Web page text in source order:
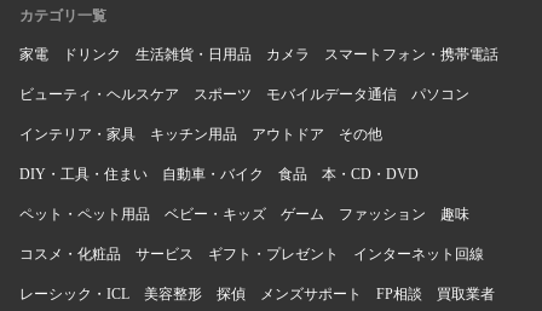
カテゴリ一覧
家電 ドリンク 生活雑貨・日用品 カメラ スマートフォン・携帯電話
ビューティ・ヘルスケア スポーツ モバイルデータ通信 パソコン
インテリア・家具 キッチン用品 アウトドア その他
DIY・工具・住まい 自動車・バイク 食品 本・CD・DVD
ペット・ペット用品 ベビー・キッズ ゲーム ファッション 趣味
コスメ・化粧品 サービス ギフト・プレゼント インターネット回線
レーシック・ICL 美容整形 探偵 メンズサポート FP相談 買取業者